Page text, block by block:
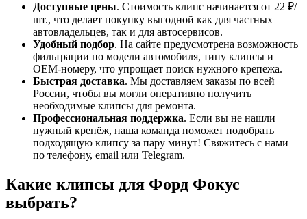
Доступные цены. Стоимость клипс начинается от 22 ₽/
шт., что делает покупку выгодной как для частных
автовладельцев, так и для автосервисов.
Удобный подбор. На сайте предусмотрена возможность
фильтрации по модели автомобиля, типу клипсы и
OEM-номеру, что упрощает поиск нужного крепежа.
Быстрая доставка. Мы доставляем заказы по всей
России, чтобы вы могли оперативно получить
необходимые клипсы для ремонта.
Профессиональная поддержка. Если вы не нашли
нужный крепёж, наша команда поможет подобрать
подходящую клипсу за пару минут! Свяжитесь с нами
по телефону, email или Telegram.
Какие клипсы для Форд Фокус
выбрать?